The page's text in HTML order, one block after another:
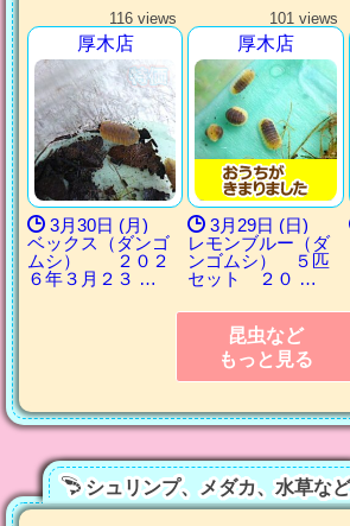
116 views
厚木店
3月30日 (月)
ベックス（ダンゴ
ムシ） ２０２
６年３月２３ …
101 views
厚木店
3月29日 (日)
レモンブルー（ダ
ンゴムシ） ５匹
セット ２０ …
昆虫など
もっと見る
シュリンプ、メダカ、水草など